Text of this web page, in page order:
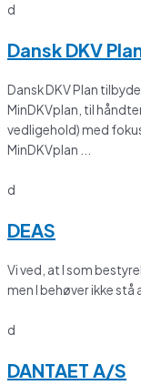
d
Dansk DKV
Dansk DKV Plan
MinDKVplan, til
vedligehold) med
MinDKVplan ...
d
DEAS
Vi ved, at I som
men I behøver ikke stå
d
DANTAET A/S